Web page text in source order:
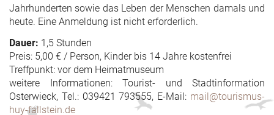
Jahrhunderten sowie das Leben der Menschen damals und
heute. Eine Anmeldung ist nicht erforderlich.
Dauer: 1,5 Stunden
Preis: 5,00 € / Person, Kinder bis 14 Jahre kostenfrei
Treffpunkt: vor dem Heimatmuseum
weitere Informationen: Tourist- und Stadtinformation
Osterwieck, Tel.: 039421 793555, E-Mail: mail@tourismus-
huy-fallstein.de